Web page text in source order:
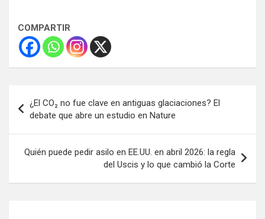
COMPARTIR
de
entradas
¿El CO₂ no fue clave en antiguas glaciaciones? El
debate que abre un estudio en Nature
Quién puede pedir asilo en EE.UU. en abril 2026: la regla
del Uscis y lo que cambió la Corte